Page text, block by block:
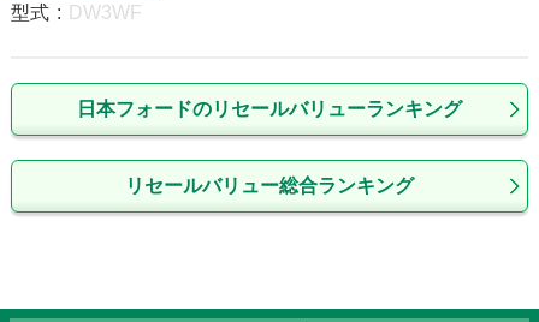
型式 : DW3WF
日本フォードのリセールバリューランキング
リセールバリュー総合ランキング